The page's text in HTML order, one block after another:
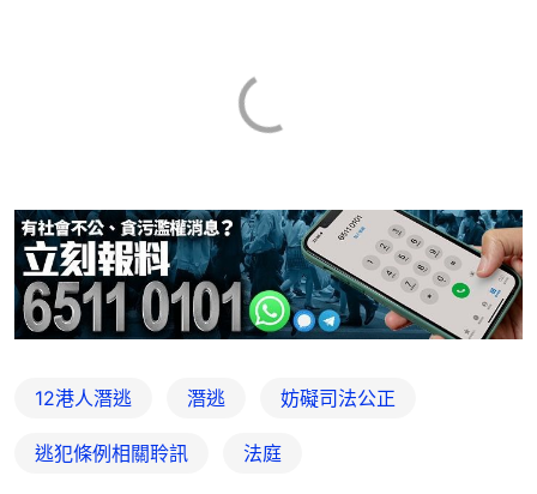
12港人潛逃 潛逃 妨礙司法公正
逃犯條例相關聆訊 法庭